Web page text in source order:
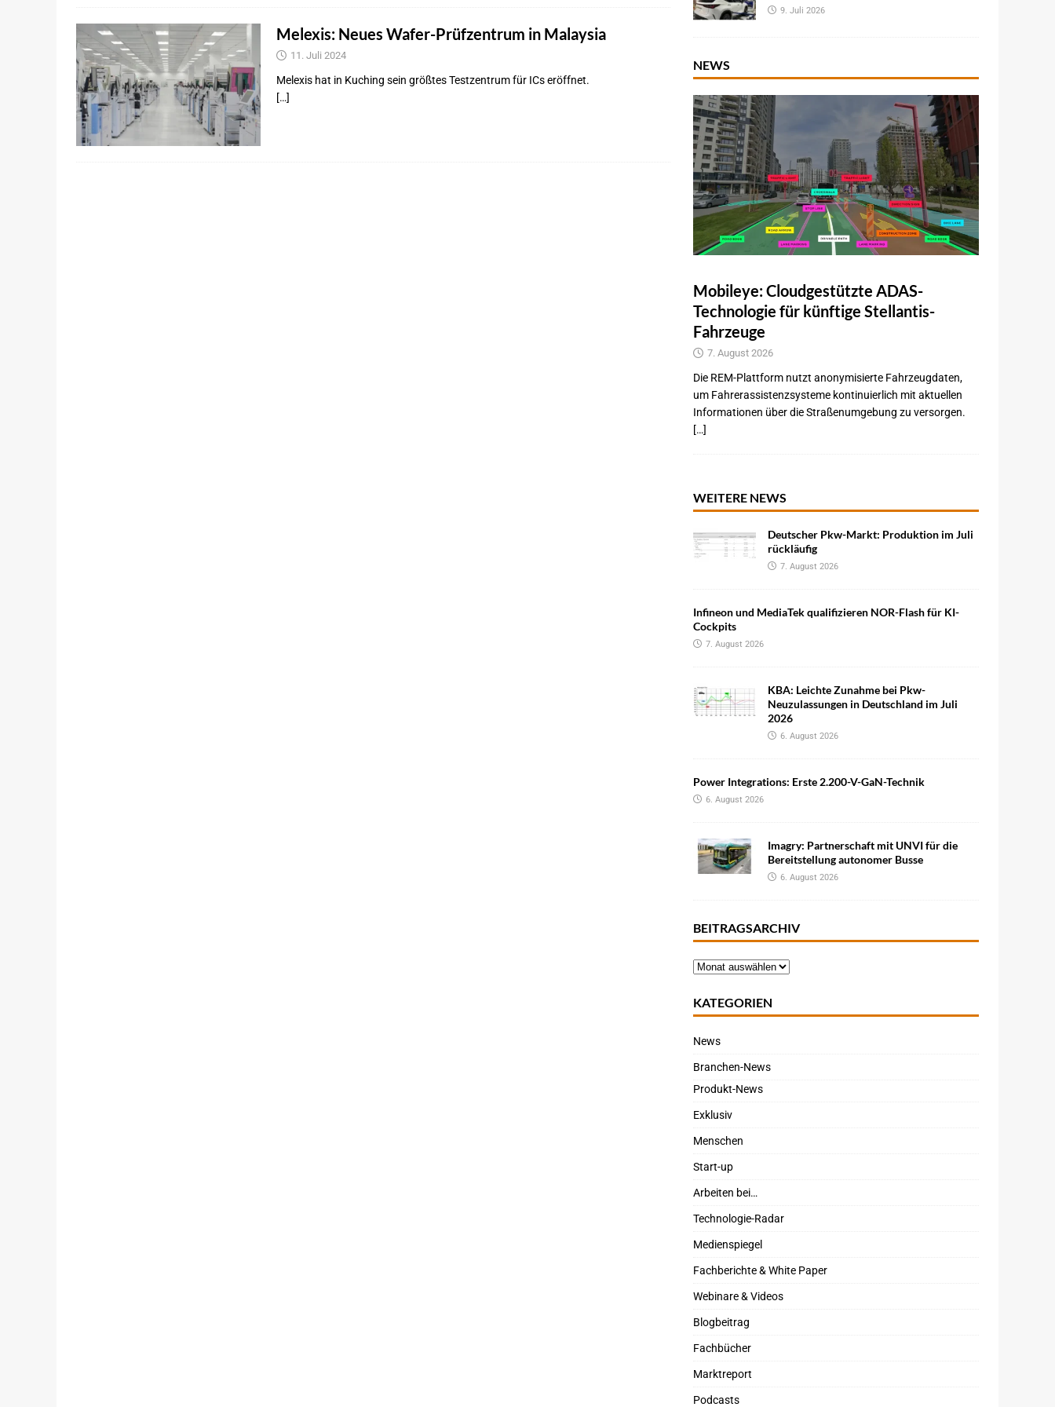
Melexis: Neues Wafer-Prüfzentrum in Malaysia
11. Juli 2024
Melexis hat in Kuching sein größtes Testzentrum für ICs eröffnet.
[…]
9. Juli 2026
NEWS
Mobileye: Cloudgestützte ADAS-
Technologie für künftige Stellantis-
Fahrzeuge
7. August 2026
Die REM-Plattform nutzt anonymisierte Fahrzeugdaten,
um Fahrerassistenzsysteme kontinuierlich mit aktuellen
Informationen über die Straßenumgebung zu versorgen.
[…]
WEITERE NEWS
Deutscher Pkw-Markt: Produktion im Juli
rückläufig
7. August 2026
Infineon und MediaTek qualifizieren NOR-Flash für KI-
Cockpits
7. August 2026
KBA: Leichte Zunahme bei Pkw-
Neuzulassungen in Deutschland im Juli
2026
6. August 2026
Power Integrations: Erste 2.200-V-GaN-Technik
6. August 2026
Imagry: Partnerschaft mit UNVI für die
Bereitstellung autonomer Busse
6. August 2026
BEITRAGSARCHIV
KATEGORIEN
News
Branchen-News
Produkt-News
Exklusiv
Menschen
Start-up
Arbeiten bei…
Technologie-Radar
Medienspiegel
Fachberichte & White Paper
Webinare & Videos
Blogbeitrag
Fachbücher
Marktreport
Podcasts